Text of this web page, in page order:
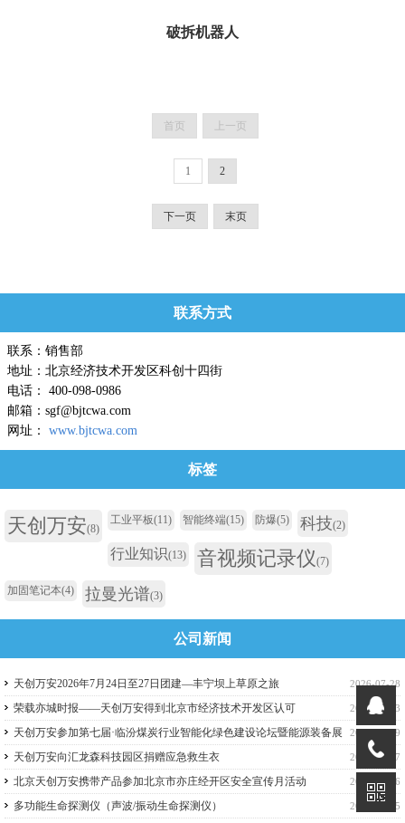
破拆机器人
首页 上一页
1 2
下一页 末页
联系方式
联系：销售部
地址：北京经济技术开发区科创十四街
电话： 400-098-0986
邮箱：sgf@bjtcwa.com
网址： www.bjtcwa.com
标签
天创万安(8)
工业平板(11) 智能终端(15) 防爆(5) 科技(2)
行业知识(13) 音视频记录仪(7)
加固笔记本(4) 拉曼光谱(3)
公司新闻
2026-07-28
天创万安2026年7月24日至27日团建—丰宁坝上草原之旅
2026-07-13
荣载亦城时报——天创万安得到北京市经济技术开发区认可
2026-06-29
天创万安参加第七届·临汾煤炭行业智能化绿色建设论坛暨能源装备展
览会
2026-06-17
天创万安向汇龙森科技园区捐赠应急救生衣
2026-06-16
北京天创万安携带产品参加北京市亦庄经开区安全宣传月活动
2026-06-15
多功能生命探测仪（声波/振动生命探测仪）